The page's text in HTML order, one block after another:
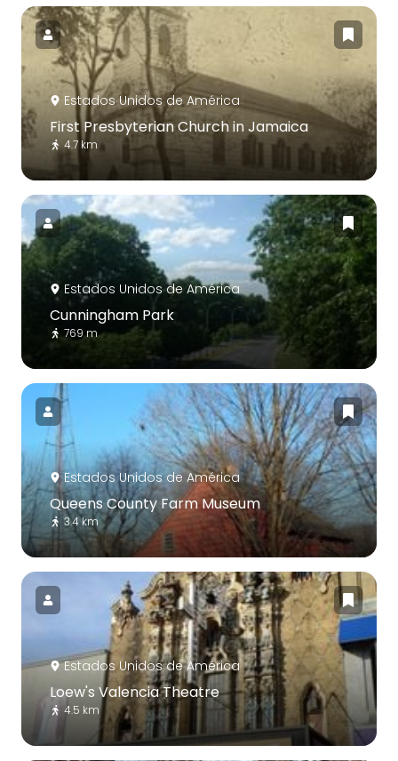
Estados Unidos de América
First Presbyterian Church in Jamaica
4.7 km
Estados Unidos de América
Cunningham Park
769 m
Estados Unidos de América
Queens County Farm Museum
3.4 km
Estados Unidos de América
Loew's Valencia Theatre
4.5 km